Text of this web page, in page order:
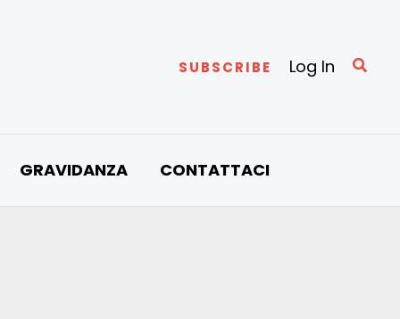
SUBSCRIBE Log In Cerca
GRAVIDANZA CONTATTACI